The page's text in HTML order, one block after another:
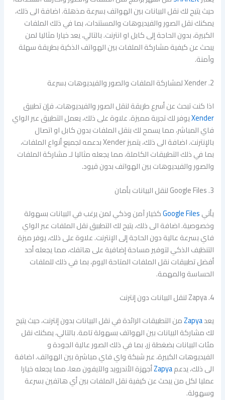
حيث يتيح لك نقل البيانات بين الهواتف بسرعة مذهلة. اضافة الى ذلك،
يمكنك نقل الصور والفيديوهات والمستندات، بما في ذلك الملفات
الكبيرة، بدون الحاجة إلى كابل او انترنت. بالتالي، يعد خيارا مثاليا لمن
يبحث عن كيفية مشاركة الملفات بين الهواتف الذكية بطريقة سهلة
وآمنة.
2. Xender لمشاركة الملفات والصور والفيديوهات بسرعة
اذا كنت تبحث عن أسرع طريقة لنقل الصور والفيديوهات، فإن تطبيق
Xenderيوفر لك تجربة مميزة. علاوة على ذلك، يعمل التطبيق عبر الواي
فاي المباشر، مما يسمح لك بنقل الملفات بدون كابل او اتصال
بالإنترنت. اضافة الى ذلك، يتميز Xender بدعمه لجميع أنواع الملفات،
بما في ذلك التطبيقات الكاملة، مما يجعله مثاليا لـ مشاركة الملفات
والصور والفيديوهات بين الهواتف بدون قيود.
3. Google Files لنقل البيانات بأمان
يأتيGoogle Filesكخيار آمن وذكي لمن يرغب في البيانات بسهولة
وخصوصية. اضافة الى ذلك، يتيح لك التطبيق نقل الملفات عبر الواي
فاي بسرعة عالية دون الحاجة إلى الإنترنت. علاوة على ذلك، يوفر ميزة
التنظيف الذكي لتوفير مساحة إضافية على هاتفك، مما يجعله أحد
أفضل تطبيقات نقل الملفات المتاحة اليوم، بما في ذلك للملفات
الحساسة والمهمة.
4. Zapya لنقل البيانات دون إنترنت
يعدZapyaمن التطبيقات الرائدة في نقل البيانات بدون إنترنت، حيث يتيح
لك مشاركة البيانات بين الهواتف بسهولة تامة. بالتالي، يمكنك نقل
مئات البيانات بضغطة زر، بما في ذلك الصور عالية الجودة و
الفيديوهات الكبيرة، عبر شبكة واي فاي مباشرة بين الهواتف. اضافة
الى ذلك، يدعمZapyaأجهزة الأندرويد والآيفون معا، مما يجعله خيارا
عمليا لكل من يبحث عن كيفية نقل الملفات بين أي هاتفين بسرعة
وسهولة.